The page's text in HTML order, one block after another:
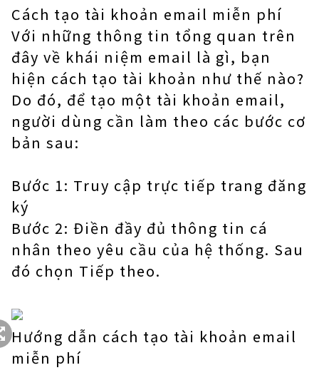
Cách tạo tài khoản email miễn phí
Với những thông tin tổng quan trên
đây về khái niệm email là gì, bạn
hiện cách tạo tài khoản như thế nào?
Do đó, để tạo một tài khoản email,
người dùng cần làm theo các bước cơ
bản sau:
Bước 1: Truy cập trực tiếp trang đăng
ký
Bước 2: Điền đầy đủ thông tin cá
nhân theo yêu cầu của hệ thống. Sau
đó chọn Tiếp theo.
Hướng dẫn cách tạo tài khoản email
miễn phí